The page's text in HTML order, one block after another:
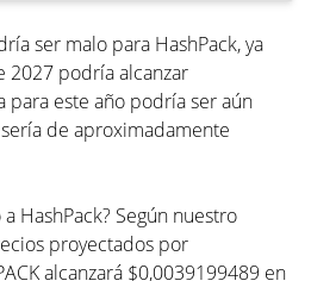
ser malo para HashPack, ya
2027 podría alcanzar
para este año podría ser aún
de aproximadamente
HashPack? Según nuestro
proyectados por
alcanzará $0,0039199489 en